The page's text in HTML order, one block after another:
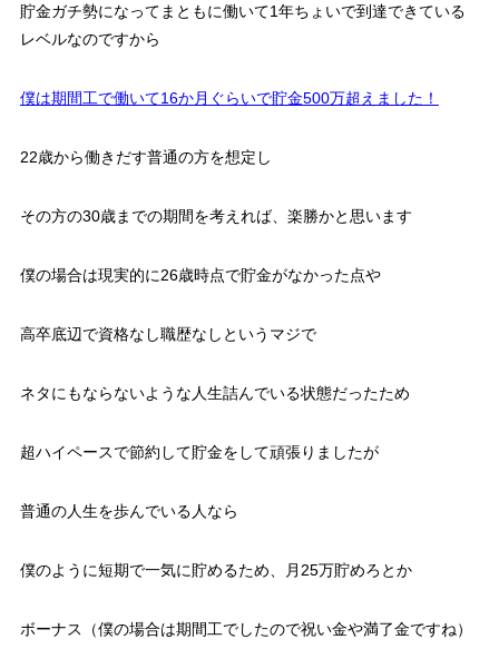
貯金ガチ勢になってまともに働いて1年ちょいで到達できている
レベルなのですから
僕は期間工で働いて16か月ぐらいで貯金500万超えました！
22歳から働きだす普通の方を想定し
その方の30歳までの期間を考えれば、楽勝かと思います
僕の場合は現実的に26歳時点で貯金がなかった点や
高卒底辺で資格なし職歴なしというマジで
ネタにもならないような人生詰んでいる状態だったため
超ハイペースで節約して貯金をして頑張りましたが
普通の人生を歩んでいる人なら
僕のように短期で一気に貯めるため、月25万貯めろとか
ボーナス（僕の場合は期間工でしたので祝い金や満了金ですね）